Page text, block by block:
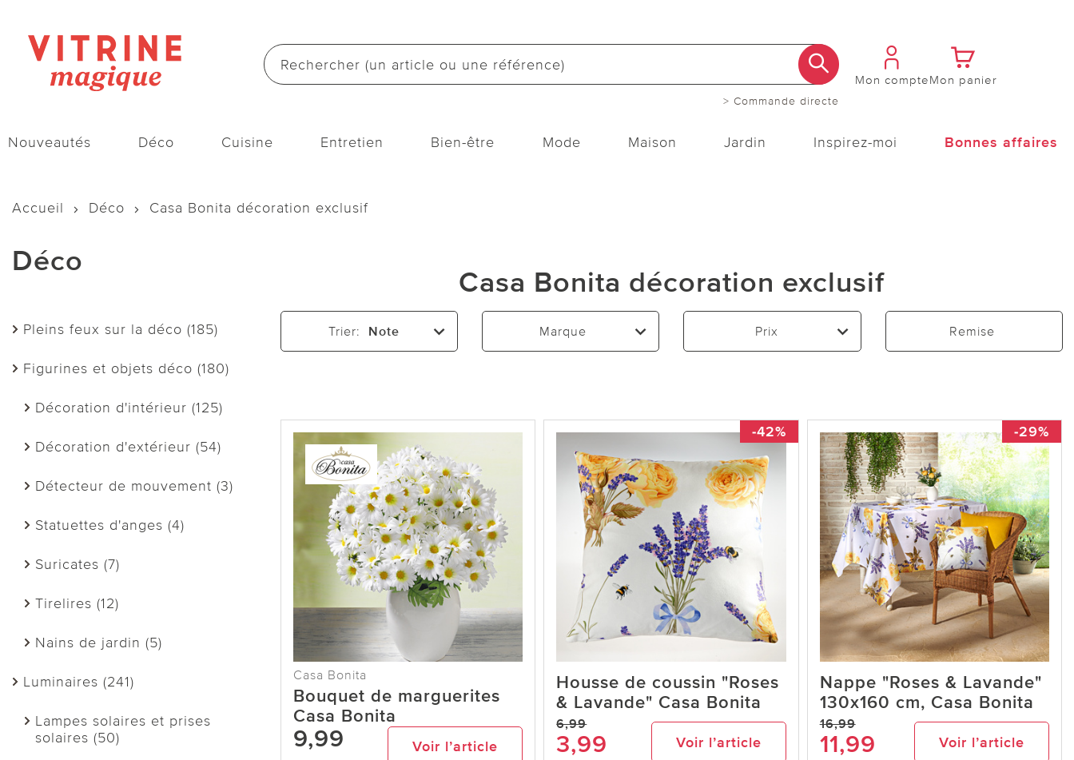
> Commande directe
Mon compteMon panier
Nouveautés Déco Cuisine Entretien Bien-être Mode Maison Jardin Inspirez-moi Bonnes affaires
Accueil Déco Casa Bonita décoration exclusif
Déco
Pleins feux sur la déco (185)
Figurines et objets déco (180)
Décoration d'intérieur (125)
Décoration d'extérieur (54)
Détecteur de mouvement (3)
Statuettes d'anges (4)
Suricates (7)
Tirelires (12)
Nains de jardin (5)
Luminaires (241)
Lampes solaires et prises
solaires (50)
Casa Bonita décoration exclusif
Trier: Note Marque Prix Remise
Casa Bonita
Bouquet de marguerites
Casa Bonita
9,99 Voir l’article
-42%
Housse de coussin "Roses
& Lavande" Casa Bonita
6,99
3,99 Voir l’article
-29%
Nappe "Roses & Lavande"
130x160 cm, Casa Bonita
16,99
11,99 Voir l’article